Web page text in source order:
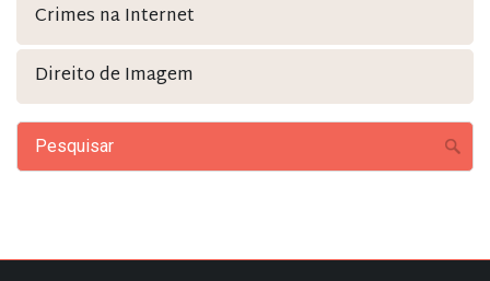
Crimes na Internet
Direito de Imagem